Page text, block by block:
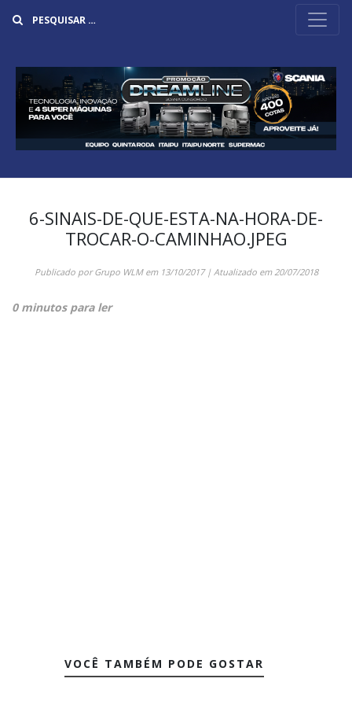
6-SINAIS-DE-QUE-ESTA-NA-HORA-DE-
TROCAR-O-CAMINHAO.JPEG
Publicado porGrupo WLMem 13/10/2017| Atualizado em20/07/2018
0 minutos para ler
VOCÊ TAMBÉM PODE GOSTAR